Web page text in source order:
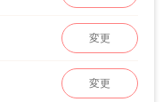
変更
変更